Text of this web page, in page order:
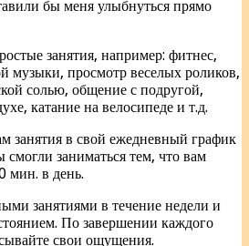
бы меня улыбнуться прямо
занятия, например: фитнес,
музыки, просмотр веселых роликов,
солью, общение с подругой,
катание на велосипеде и т.д.
занятия в свой ежедневный график
заниматься тем, что вам
мин. в день.
занятиями в течение недели и
По завершении каждого
свои ощущения.